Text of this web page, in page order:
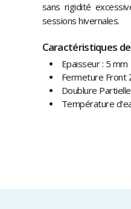
sans rigidité
sessions hivernales.
Caractéristiques
Epaisseur : 5 mm
Fermeture Front
Doublure Partielle
Température